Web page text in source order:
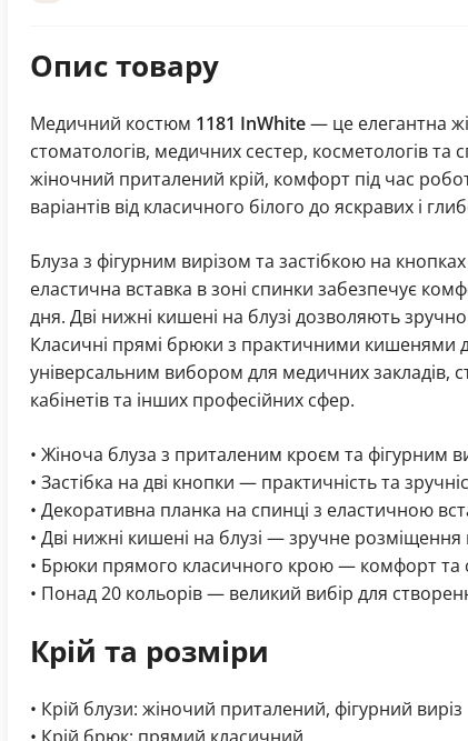
Опис товару
Медичний костюм 1181 InWhite— це елегантна
стоматологів, медичних сестер, косметологів та
жіночний приталений крій, комфорт під час
варіантів від класичного білого до яскравих і
Блуза з фігурним вирізом та застібкою на
еластична вставка в зоні спинки забезпечує
дня. Дві нижні кишені на блузі дозволяють зручно
Класичні прямі брюки з практичними
універсальним вибором для медичних закладів,
кабінетів та інших професійних сфер.
• Жіноча блуза з приталеним кроєм та фігурним
• Застібка на дві кнопки — практичність та
• Декоративна планка на спинці з еластичною
• Дві нижні кишені на блузі — зручне розміщення
• Брюки прямого класичного крою — комфорт та
• Понад 20 кольорів — великий вибір для
Крій та розміри
• Крій блузи: жіночий приталений, фігурний виріз
• Крій брюк: прямий класичний